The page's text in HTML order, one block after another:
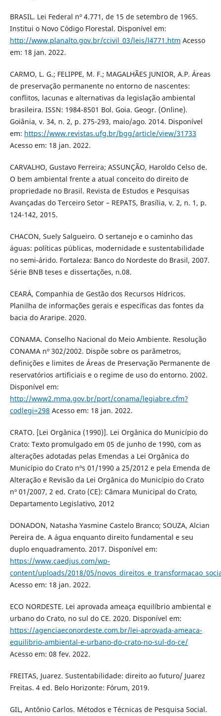
BRASIL. Lei Federal nº 4.771, de 15 de setembro de 1965.
Institui o Novo Código Florestal. Disponível em:
http://www.planalto.gov.br/ccivil_03/leis/l4771.htm Acesso
em: 18 jan. 2022.
CARMO, L. G.; FELIPPE, M. F.; MAGALHÃES JUNIOR, A.P. Áreas
de preservação permanente no entorno de nascentes:
conflitos, lacunas e alternativas da legislação ambiental
brasileira. ISSN: 1984-8501 Bol. Goia. Geogr. (Online).
Goiânia, v. 34, n. 2, p. 275-293, maio/ago. 2014. Disponível
em: https://www.revistas.ufg.br/bgg/article/view/31733
Acesso em: 18 jan. 2022.
CARVALHO, Gustavo Ferreira; ASSUNÇÃO, Haroldo Celso de.
O bem ambiental frente a atual conceito do direito de
propriedade no Brasil. Revista de Estudos e Pesquisas
Avançadas do Terceiro Setor – REPATS, Brasília, v. 2, n. 1, p.
124-142, 2015.
CHACON, Suely Salgueiro. O sertanejo e o caminho das
águas: políticas públicas, modernidade e sustentabilidade
no semi-árido. Fortaleza: Banco do Nordeste do Brasil, 2007.
Série BNB teses e dissertações, n.08.
CEARÁ, Companhia de Gestão dos Recursos Hídricos.
Planilha de informações gerais e específicas das fontes da
bacia do Araripe. 2020.
CONAMA. Conselho Nacional do Meio Ambiente. Resolução
CONAMA nº 302/2002. Dispõe sobre os parâmetros,
definições e limites de Áreas de Preservação Permanente de
reservatórios artificiais e o regime de uso do entorno. 2002.
Disponível em:
http://www2.mma.gov.br/port/conama/legiabre.cfm?
codlegi=298 Acesso em: 18 jan. 2022.
CRATO. [Lei Orgânica (1990)]. Lei Orgânica do Município do
Crato: Texto promulgado em 05 de junho de 1990, com as
alterações adotadas pelas Emendas a Lei Orgânica do
Município do Crato nºs 01/1990 a 25/2012 e pela Emenda de
Alteração e Revisão da Lei Orgânica do Município do Crato
nº 01/2007, 2 ed. Crato (CE): Câmara Municipal do Crato,
Departamento Legislativo, 2012
DONADON, Natasha Yasmine Castelo Branco; SOUZA, Alcian
Pereira de. A água enquanto direito fundamental e seu
duplo enquadramento. 2017. Disponível em:
https://www.caedjus.com/wp-
content/uploads/2018/05/
Acesso em: 18 jan. 2022.
ECO NORDESTE. Lei aprovada ameaça equilíbrio ambiental e
urbano do Crato, no sul do CE. 2020. Disponível em:
https://agenciaeconordeste.com.br/lei-aprovada-ameaca-
equilibrio-ambiental-e-urbano-do-crato-no-sul-do-ce/
Acesso em: 08 fev. 2022.
FREITAS, Juarez. Sustentabilidade: direito ao futuro/ Juarez
Freitas. 4 ed. Belo Horizonte: Fórum, 2019.
GIL, Antônio Carlos. Métodos e Técnicas de Pesquisa Social.